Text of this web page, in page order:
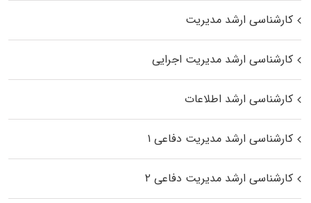
کارشناسی ارشد مدیریت
کارشناسی ارشد مدیریت اجرایی
کارشناسی ارشد اطلاعات
کارشناسی ارشد مدیریت دفاعی ۱
کارشناسی ارشد مدیریت دفاعی ۲